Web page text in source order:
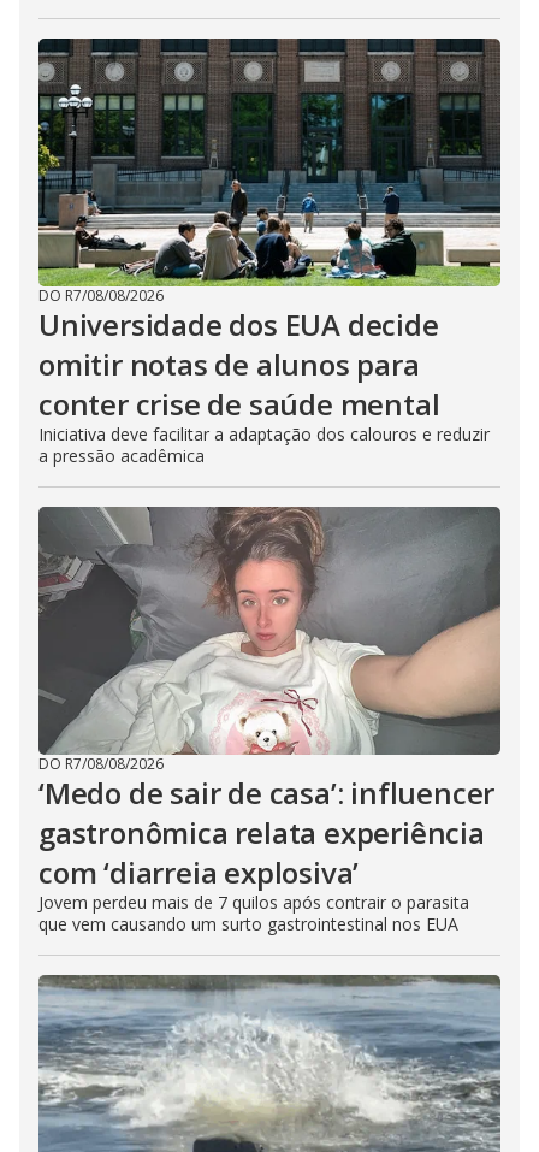
DO R7/08/08/2026
Universidade dos EUA decide
omitir notas de alunos para
conter crise de saúde mental
Iniciativa deve facilitar a adaptação dos calouros e reduzir
a pressão acadêmica
DO R7/08/08/2026
‘Medo de sair de casa’: influencer
gastronômica relata experiência
com ‘diarreia explosiva’
Jovem perdeu mais de 7 quilos após contrair o parasita
que vem causando um surto gastrointestinal nos EUA